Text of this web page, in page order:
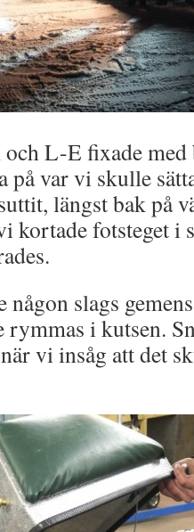
L-E fixade med
på var vi skulle
längst bak på
kortade fotsteget i
någon slags
i kutsen.
vi insåg att det